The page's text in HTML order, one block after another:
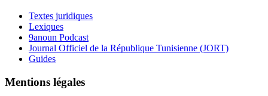
Textes juridiques
Lexiques
9anoun Podcast
Journal Officiel de la République Tunisienne (JORT)
Guides
Mentions légales